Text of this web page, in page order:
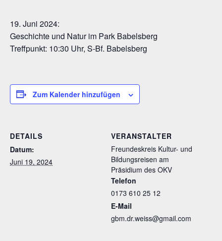
19. Juni 2024:
Geschichte und Natur im Park Babelsberg
Treffpunkt: 10:30 Uhr, S-Bf. Babelsberg
Zum Kalender hinzufügen
DETAILS
Datum:
Juni 19, 2024
VERANSTALTER
Freundeskreis Kultur- und
Bildungsreisen am
Präsidium des OKV
Telefon
0173 610 25 12
E-Mail
gbm.dr.weiss@gmail.com